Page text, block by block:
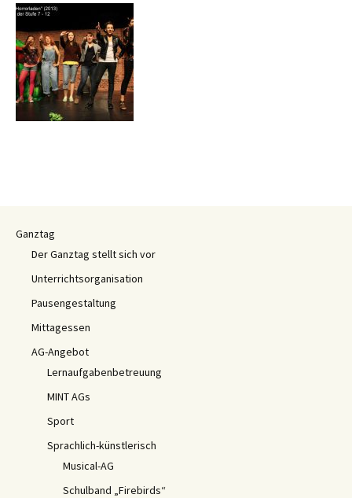
Ganztag
Der Ganztag stellt sich vor
Unterrichtsorganisation
Pausengestaltung
Mittagessen
AG-Angebot
Lernaufgabenbetreuung
MINT AGs
Sport
Sprachlich-künstlerisch
Musical-AG
Schulband „Firebirds“